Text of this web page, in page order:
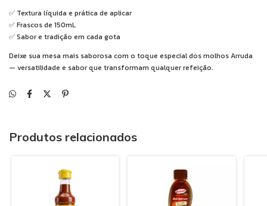
✅ Textura líquida e prática de aplicar
✅ Frascos de 150mL
✅ Sabor e tradição em cada gota
Deixe sua mesa mais saborosa com o toque especial dos molhos Arruda
— versatilidade e sabor que transformam qualquer refeição.
Produtos relacionados